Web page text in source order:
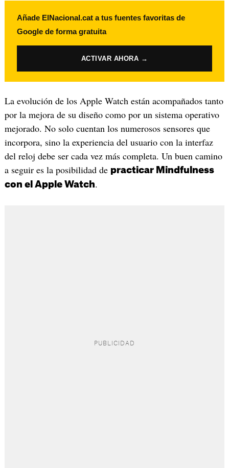
Añade ElNacional.cat a tus fuentes favoritas de
Google de forma gratuita
ACTIVAR AHORA →
La evolución de los Apple Watch están acompañados tanto
por la mejora de su diseño como por un sistema operativo
mejorado. No solo cuentan los numerosos sensores que
incorpora, sino la experiencia del usuario con la interfaz
del reloj debe ser cada vez más completa. Un buen camino
a seguir es la posibilidad de practicar Mindfulness
con el Apple Watch.